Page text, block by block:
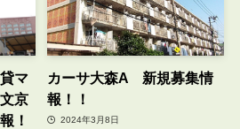
マ
京
！
カーサ大森A 新規募集情
報！！
2024年3月8日